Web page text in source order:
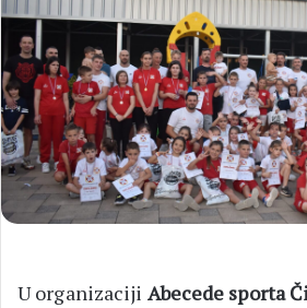
U organizaciji Abecede sporta